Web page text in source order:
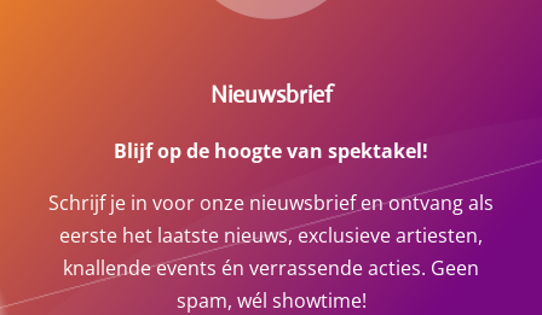
Nieuwsbrief
Blijf op de hoogte van spektakel!
Schrijf je in voor onze nieuwsbrief en ontvang als
eerste het laatste nieuws, exclusieve artiesten,
knallende events én verrassende acties. Geen
spam, wél showtime!